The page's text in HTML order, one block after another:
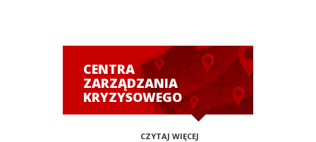
CENTRA
ZARZĄDZANIA
KRYZYSOWEGO
CZYTAJ WIĘCEJ